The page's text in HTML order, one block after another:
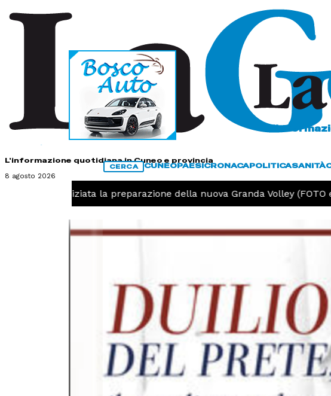
L'informazione quotidiana in Cuneo e provincia
8 agosto 2026
CERCA CUNEOPAESICRONACAPOLITICASANITÀ
iniziata la preparazione della nuova Granda Volley (FOTO e